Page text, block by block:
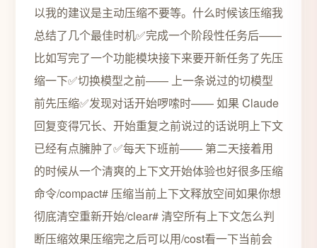
以我的建议是主动压缩不要等。什么时候该压缩我
总结了几个最佳时机✅完成一个阶段性任务后——
比如写完了一个功能模块接下来要开新任务了先压
缩一下✅切换模型之前—— 上一条说过的切模型
前先压缩✅发现对话开始啰嗦时—— 如果 Claude
回复变得冗长、开始重复之前说过的话说明上下文
已经有点臃肿了✅每天下班前—— 第二天接着用
的时候从一个清爽的上下文开始体验也好很多压缩
命令/compact# 压缩当前上下文释放空间如果你想
彻底清空重新开始/clear# 清空所有上下文怎么判
断压缩效果压缩完之后可以用/cost看一下当前会